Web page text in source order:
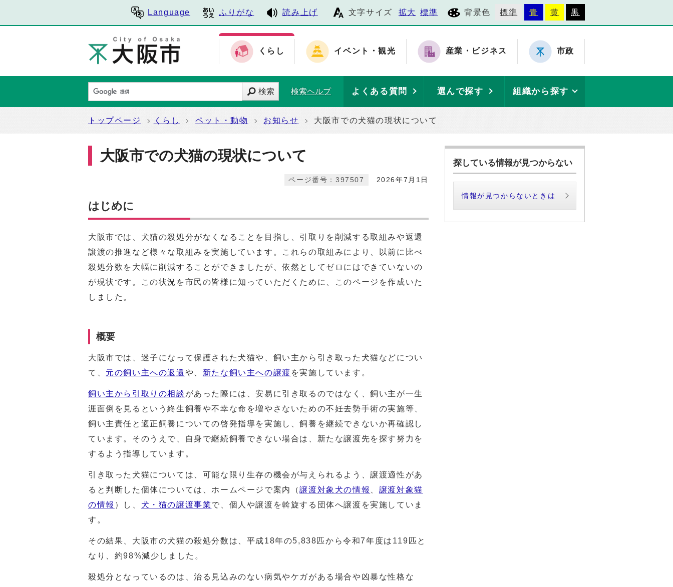
Language ふりがな 読み上げ 文字サイズ 拡大 標準 背景色 標準 青 黄 黒
くらし イベント・観光 産業・ビジネス 市政
検索 検索ヘルプ よくある質問 選んで探す 組織から探す
トップページ くらし ペット・動物 お知らせ 大阪市での犬猫の現状について
大阪市での犬猫の現状について
2026年7月1日
ページ番号：397507
はじめに
大阪市では、犬猫の殺処分がなくなることを目指し、引取りを削減する取組みや返還
譲渡の推進など様々な取組みを実施しています。これらの取組みにより、以前に比べ
殺処分数を大幅に削減することができましたが、依然としてゼロにはできていないの
が現状です。この状況を市民の皆様に知っていただくために、このページを作成いた
しました。
概要
大阪市では、迷子になって保護された犬猫や、飼い主から引き取った犬猫などについ
て、 元の飼い主への返還や、 新たな飼い主への譲渡 を実施しています。
飼い主から引取りの相談 があった際には、安易に引き取るのではなく、飼い主が一生
涯面倒を見るという終生飼養や不幸な命を増やさないための不妊去勢手術の実施等、
飼い主責任と適正飼養についての啓発指導を実施し、飼養を継続できないか再確認し
ています。そのうえで、自身で継続飼養できない場合は、新たな譲渡先を探す努力を
するよう指導しています。
引き取った犬猫については、可能な限り生存の機会が与えられるよう、譲渡適性があ
ると判断した個体については、ホームページで案内（譲渡対象犬の情報
譲渡対象猫
の情報 ）し、 犬・猫の譲渡事業で、個人や譲渡を斡旋する団体へ譲渡を実施していま
す。
その結果、大阪市の犬猫の殺処分数は、平成18年の5,838匹から令和7年度は119匹と
なり、約98%減少しました。
殺処分となっているのは、治る見込みのない病気やケガがある場合や凶暴な性格な
探している情報が見つからない
情報が見つからないときは